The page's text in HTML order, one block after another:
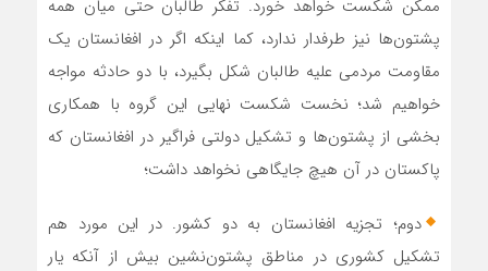
ممکن شکست خواهد خورد. تفکر طالبان حتی میان همه
پشتون‌ها نیز طرفدار ندارد، کما اینکه اگر در افغانستان یک
مقاومت مردمی علیه طالبان شکل بگیرد، با دو حادثه مواجه
خواهیم شد؛ نخست شکست نهایی این گروه با همکاری
بخشی از پشتون‌ها و تشکیل دولتی فراگیر در افغانستان که
پاکستان در آن هیچ جایگاهی نخواهد داشت؛
دوم؛ تجزیه افغانستان به دو کشور. در این مورد هم
تشکیل کشوری در مناطق پشتون‌نشین بیش از آنکه یار